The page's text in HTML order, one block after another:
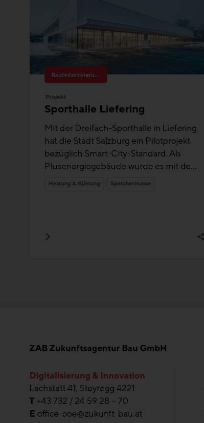
Bauteilaktivierung
Projekt
Sporthalle Liefering
Mit der Dreifach-Sporthalle in Liefering
hat die Stadt Salzburg ein Pilotprojekt
bezüglich Smart-City-Standard. Als
Plusenergiegebäude wurde es mit de...
Heizung & Kühlung Speichermasse
ZAB Zukunftsagentur Bau GmbH
Digitalisierung & Innovation
Lachstatt 41, Steyregg 4221
T +43 732 / 24 59 28 – 70
E office-ooe@zukunft-bau.at